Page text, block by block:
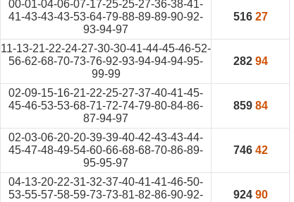
00-01-04-06-07-17-25-25-27-36-38-41-
41-43-43-43-53-64-79-88-89-89-90-92-
93-94-97
516 27
11-13-21-22-24-27-30-30-41-44-45-46-52-
56-62-68-70-73-76-92-93-94-94-94-95-
99-99
282 94
02-09-15-16-21-22-25-27-37-40-41-45-
45-46-53-53-68-71-72-74-79-80-84-86-
87-94-97
859 84
02-03-06-20-20-39-39-40-42-43-43-44-
45-47-48-49-54-60-66-68-68-70-86-89-
95-95-97
746 42
04-13-20-22-31-32-37-40-41-41-46-50-
53-55-57-58-59-73-73-81-82-86-90-92-
924 90